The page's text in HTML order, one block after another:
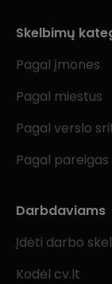
Skelbimų
Pagal įmones
Pagal miestus
Pagal verslo
Pagal pareigas
Darbdaviams
Įdėti darbo
Kodėl cv.lt